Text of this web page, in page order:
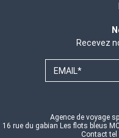
Recevez
EMAIL*
Agence de voyage
16 rue du gabian Les flots bleus
Contact tel